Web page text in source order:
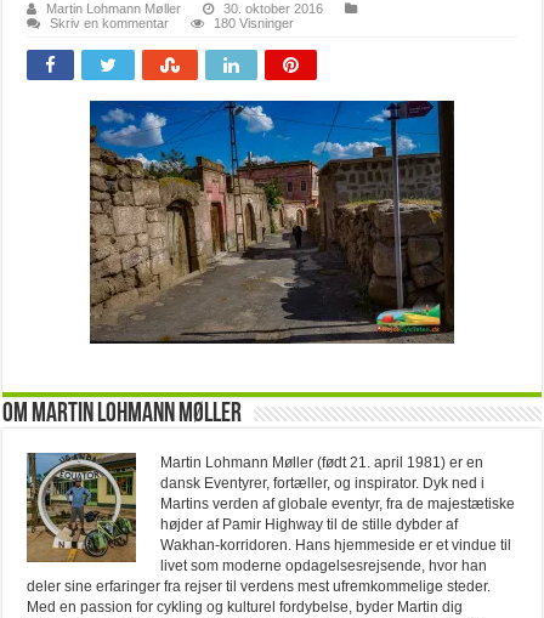
Martin Lohmann Møller
30. oktober 2016
Skriv en kommentar
180 Visninger
Om Martin Lohmann Møller
Martin Lohmann Møller (født 21. april 1981) er en
dansk Eventyrer, fortæller, og inspirator. Dyk ned i
Martins verden af globale eventyr, fra de majestætiske
højder af Pamir Highway til de stille dybder af
Wakhan-korridoren. Hans hjemmeside er et vindue til
livet som moderne opdagelsesrejsende, hvor han
deler sine erfaringer fra rejser til verdens mest ufremkommelige steder.
Med en passion for cykling og kulturel fordybelse, byder Martin dig